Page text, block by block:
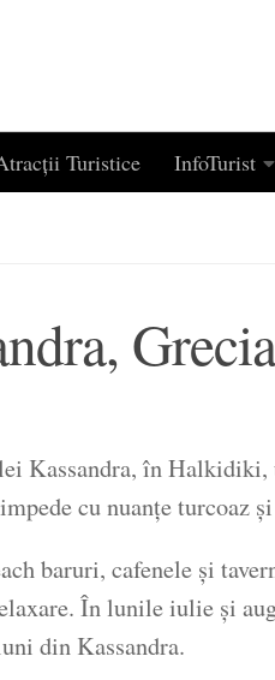
Turistice InfoTurist
Grecia
Kassandra, în
cu nuanțe turcoaz
baruri, cafenele și
În lunile iulie și
din Kassandra.